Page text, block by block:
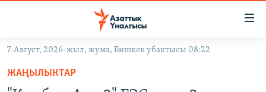
Навигацияга
өтүңүз
Издөөгө
КЫРГЫЗСТАН
7-Август, 2026-жыл, жума, Бишкек убактысы 08:22
ЖАҢЫЛЫКТАР